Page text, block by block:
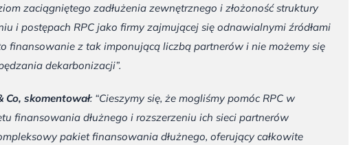
zaciągniętego zadłużenia zewnętrznego i złożoność struktury
i postępach RPC jako firmy zajmującej się odnawialnymi źródłami
finansowanie z tak imponującą liczbą partnerów i nie możemy się
dekarbonizacji”.
skomentował: “Cieszymy się, że mogliśmy pomóc RPC w
finansowania dłużnego i rozszerzeniu ich sieci partnerów
pakiet finansowania dłużnego, oferujący całkowite